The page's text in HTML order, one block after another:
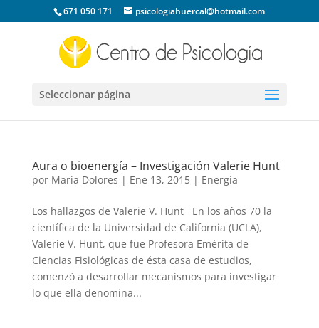
671 050 171 psicologiahuercal@hotmail.com
Seleccionar página
Aura o bioenergía – Investigación Valerie Hunt
por Maria Dolores | Ene 13, 2015| Energía
Los hallazgos de Valerie V. Hunt En los años 70 la
científica de la Universidad de California (UCLA),
Valerie V. Hunt, que fue Profesora Emérita de
Ciencias Fisiológicas de ésta casa de estudios,
comenzó a desarrollar mecanismos para investigar
lo que ella denomina...